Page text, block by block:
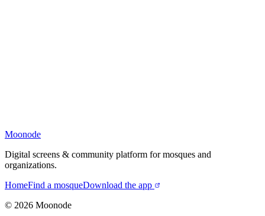
Moonode
Digital screens & community platform for mosques and
organizations.
HomeFind a mosqueDownload the app
© 2026 Moonode